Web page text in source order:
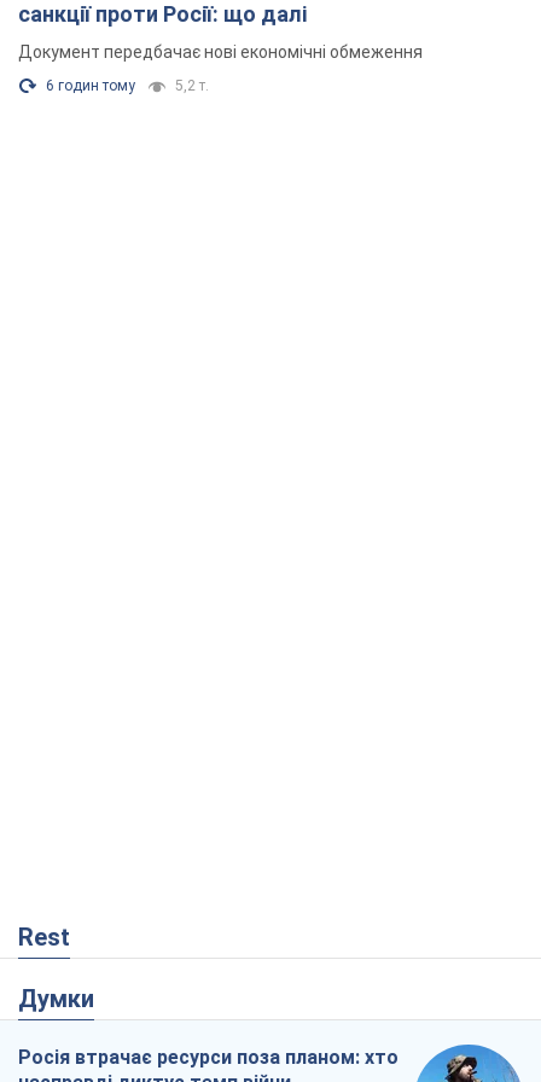
санкції проти Росії: що далі
Документ передбачає нові економічні обмеження
6 годин тому 5,2 т.
Rest
Думки
Росія втрачає ресурси поза планом: хто